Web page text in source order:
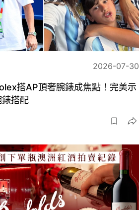
2026-07-30
搭AP頂奢腕錶成焦點！完美示
搭配